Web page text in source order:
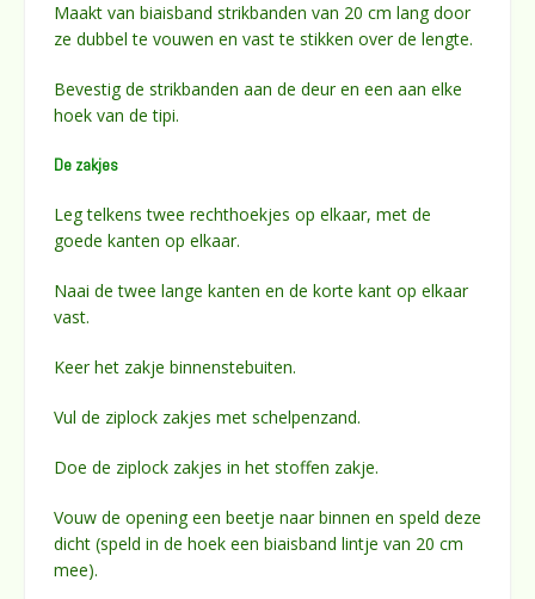
Maakt van biaisband strikbanden van 20 cm lang door
ze dubbel te vouwen en vast te stikken over de lengte.
Bevestig de strikbanden aan de deur en een aan elke
hoek van de tipi.
De zakjes
Leg telkens twee rechthoekjes op elkaar, met de
goede kanten op elkaar.
Naai de twee lange kanten en de korte kant op elkaar
vast.
Keer het zakje binnenstebuiten.
Vul de ziplock zakjes met schelpenzand.
Doe de ziplock zakjes in het stoffen zakje.
Vouw de opening een beetje naar binnen en speld deze
dicht (speld in de hoek een biaisband lintje van 20 cm
mee).